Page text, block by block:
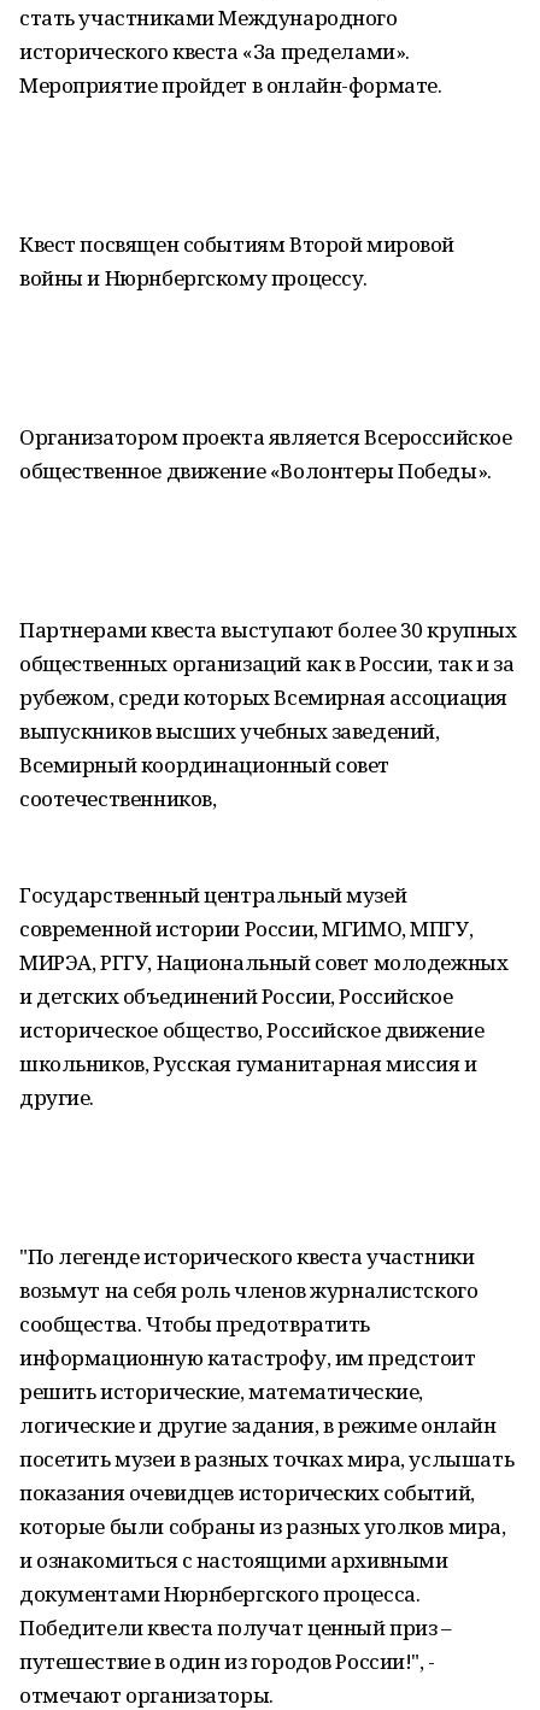
стать участниками Международного
исторического квеста «За пределами».
Мероприятие пройдет в онлайн-формате.
Квест посвящен событиям Второй мировой
войны и Нюрнбергскому процессу.
Организатором проекта является Всероссийское
общественное движение «Волонтеры Победы».
Партнерами квеста выступают более 30 крупных
общественных организаций как в России, так и за
рубежом, среди которых Всемирная ассоциация
выпускников высших учебных заведений,
Всемирный координационный совет
соотечественников,
Государственный центральный музей
современной истории России, МГИМО, МПГУ,
МИРЭА, РГГУ, Национальный совет молодежных
и детских объединений России, Российское
историческое общество, Российское движение
школьников, Русская гуманитарная миссия и
другие.
"По легенде исторического квеста участники
возьмут на себя роль членов журналистского
сообщества. Чтобы предотвратить
информационную катастрофу, им предстоит
решить исторические, математические,
логические и другие задания, в режиме онлайн
посетить музеи в разных точках мира, услышать
показания очевидцев исторических событий,
которые были собраны из разных уголков мира,
и ознакомиться с настоящими архивными
документами Нюрнбергского процесса.
Победители квеста получат ценный приз –
путешествие в один из городов России!", -
отмечают организаторы.